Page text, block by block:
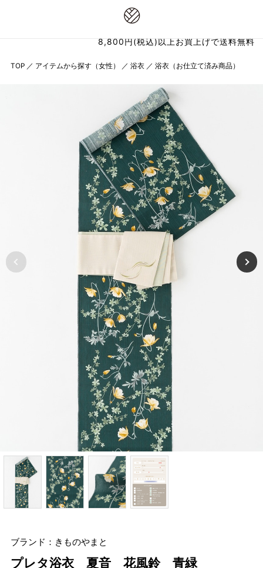
8,800円(税込)以上お買上げで送料無料
TOP ／ アイテムから探す（女性） ／ 浴衣 ／ 浴衣（お仕立て済み商品）
ブランド：きものやまと
プレタ浴衣 夏音 花風鈴 青緑